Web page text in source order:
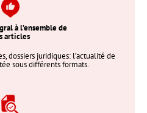
à l’ensemble de
articles
dossiers juridiques: l’actualité de
sous différents formats.